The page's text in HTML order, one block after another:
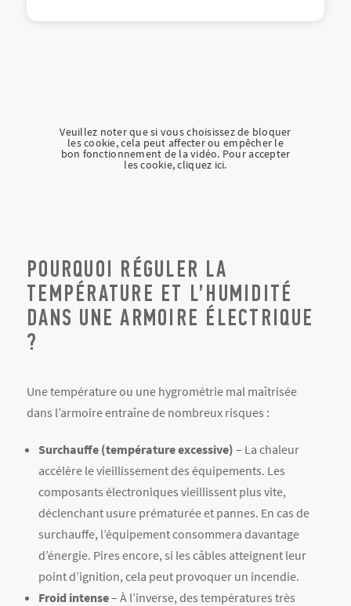
Veuillez noter que si vous choisissez de bloquer
les cookie, cela peut affecter ou empêcher le
bon fonctionnement de la vidéo. Pour accepter
les cookie, cliquez ici.
POURQUOI RÉGULER LA
TEMPÉRATURE ET L’HUMIDITÉ
DANS UNE ARMOIRE ÉLECTRIQUE
?
Une température ou une hygrométrie mal maîtrisée
dans l’armoire entraîne de nombreux risques :
Surchauffe (température excessive) – La chaleur
accélère le vieillissement des équipements. Les
composants électroniques vieillissent plus vite,
déclenchant usure prématurée et pannes. En cas de
surchauffe, l’équipement consommera davantage
d’énergie. Pires encore, si les câbles atteignent leur
point d’ignition, cela peut provoquer un incendie.
Froid intense– À l’inverse, des températures très